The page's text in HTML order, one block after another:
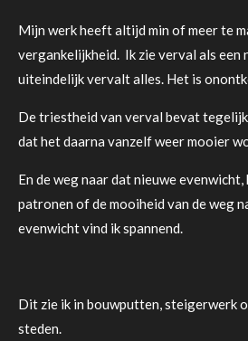
Mijn werk heeft altijd min of meer te
vergankelijkheid. Ik zie verval als een
uiteindelijk vervalt alles. Het is
De triestheid van verval bevat
dat het daarna vanzelf weer mooier
En de weg naar dat nieuwe
patronen of de mooiheid van de weg
evenwicht vind ik spannend.
Dit zie ik in bouwputten, steigerwerk
steden.